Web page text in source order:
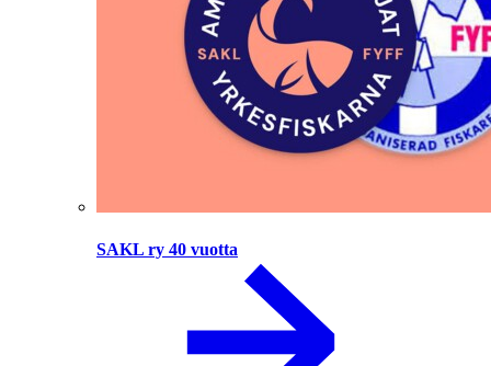
SAKL ry 40 vuotta